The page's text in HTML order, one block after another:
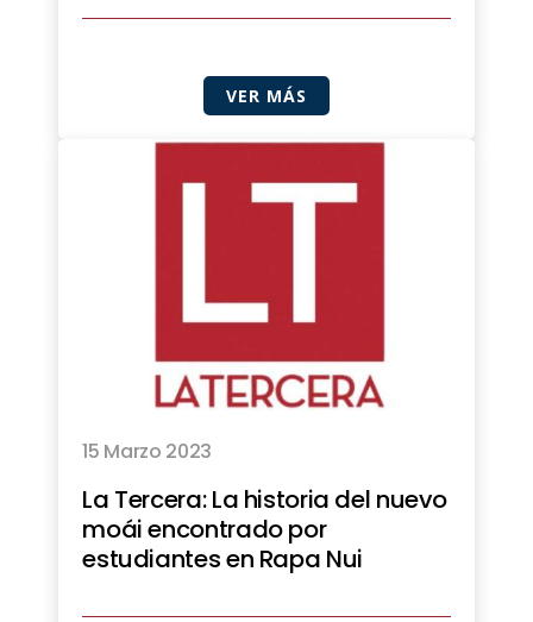
VER MÁS
15 Marzo 2023
La Tercera: La historia del nuevo
moái encontrado por
estudiantes en Rapa Nui